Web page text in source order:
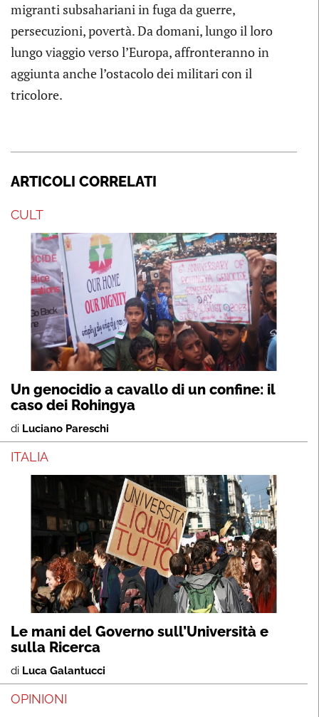
migranti subsahariani in fuga da guerre,
persecuzioni, povertà. Da domani, lungo il loro
lungo viaggio verso l’Europa, affronteranno in
aggiunta anche l’ostacolo dei militari con il
tricolore.
ARTICOLI CORRELATI
CULT
Un genocidio a cavallo di un confine: il
caso dei Rohingya
di Luciano Pareschi
ITALIA
Le mani del Governo sull’Università e
sulla Ricerca
di Luca Galantucci
OPINIONI